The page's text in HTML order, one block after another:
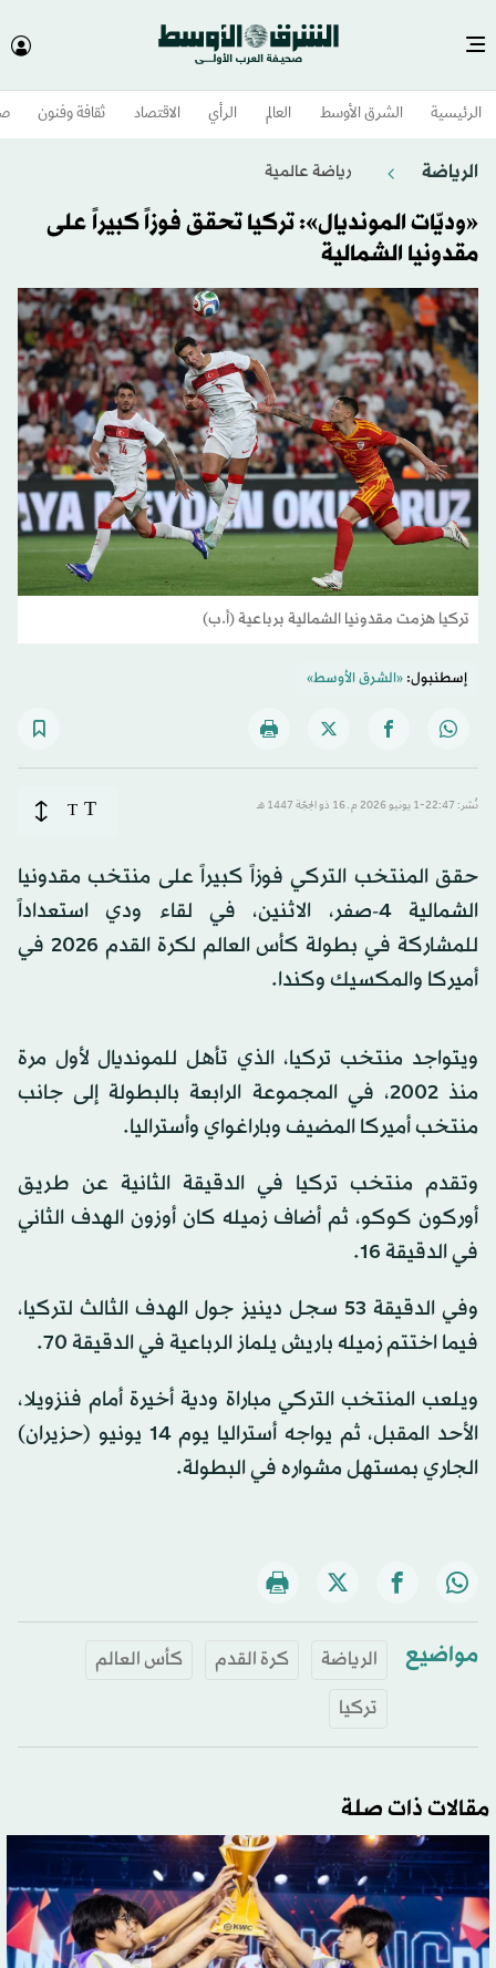
الرئيسية الشرق الأوسط​ العالم الرأي الاقتصاد ثقافة وفنون
الرياضة رياضة عالمية
«وديّات المونديال»: تركيا تحقق فوزاً كبيراً على
مقدونيا الشمالية
تركيا هزمت مقدونيا الشمالية برباعية (أ.ب)
إسطنبول:«الشرق الأوسط»
نُشر: 22:47-1 يونيو 2026 م ـ 16 ذو الحِجّة 1447 هـ T
T
حقق المنتخب التركي فوزاً كبيراً على منتخب مقدونيا
الشمالية 4-صفر، الاثنين، في لقاء ودي استعداداً
للمشاركة في بطولة كأس العالم لكرة القدم 2026 في
أميركا والمكسيك وكندا.
ويتواجد منتخب تركيا، الذي تأهل للمونديال لأول مرة
منذ 2002، في المجموعة الرابعة بالبطولة إلى جانب
منتخب أميركا المضيف وباراغواي وأستراليا.
وتقدم منتخب تركيا في الدقيقة الثانية عن طريق
أوركون كوكو، ثم أضاف زميله كان أوزون الهدف الثاني
في الدقيقة 16.
وفي الدقيقة 53 سجل دينيز جول الهدف الثالث لتركيا،
فيما اختتم زميله باريش يلماز الرباعية في الدقيقة 70.
ويلعب المنتخب التركي مباراة ودية أخيرة أمام فنزويلا،
الأحد المقبل، ثم يواجه أستراليا يوم 14 يونيو (حزيران)
الجاري بمستهل مشواره في البطولة.
مواضيع الرياضة كرة القدم
كأس العالم
تركيا
مقالات ذات صلة